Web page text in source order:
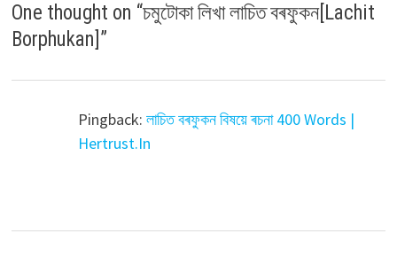
One thought on “চমুটোকা লিখা লাচিত বৰফুকন[Lachit
Borphukan] ”
Pingback: লাচিত বৰফুকন বিষয়ে ৰচনা 400 Words |
Hertrust.In